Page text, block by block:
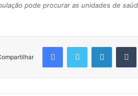
pode procurar as unidades de